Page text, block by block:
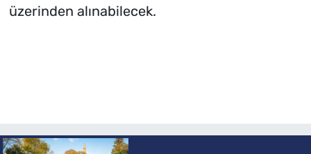
üzerinden alınabilecek.